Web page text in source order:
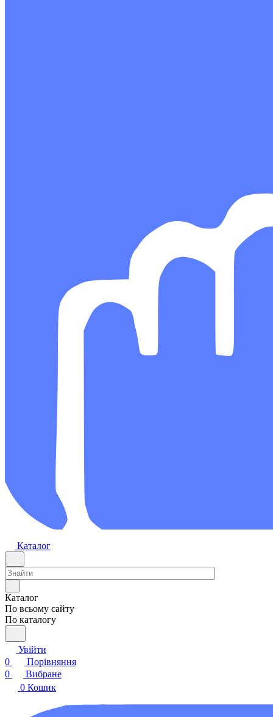
Каталог
Каталог
По всьому сайту
По каталогу
Увійти
0
Порівняння
0
Вибране
0 Кошик